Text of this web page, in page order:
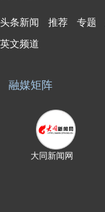
头条新闻 推荐 专题
英文频道
融媒矩阵
大同新闻网